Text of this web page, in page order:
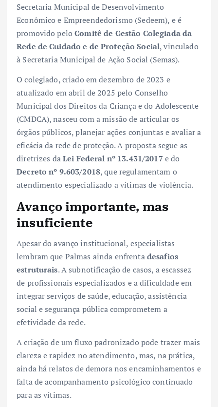
Secretaria Municipal de Desenvolvimento
Econômico e Empreendedorismo (Sedeem), e é
promovido peloComitê de Gestão Colegiada da
Rede de Cuidado e de Proteção Social, vinculado
à Secretaria Municipal de Ação Social (Semas).
O colegiado, criado em dezembro de 2023 e
atualizado em abril de 2025 pelo Conselho
Municipal dos Direitos da Criança e do Adolescente
(CMDCA), nasceu com a missão de articular os
órgãos públicos, planejar ações conjuntas e avaliar a
eficácia da rede de proteção. A proposta segue as
diretrizes daLei Federal nº 13.431/2017e do
Decreto nº 9.603/2018, que regulamentam o
atendimento especializado a vítimas de violência.
Avanço importante, mas
insuficiente
Apesar do avanço institucional, especialistas
lembram que Palmas ainda enfrentadesafios
estruturais. A subnotificação de casos, a escassez
de profissionais especializados e a dificuldade em
integrar serviços de saúde, educação, assistência
social e segurança pública comprometem a
efetividade da rede.
A criação de um fluxo padronizado pode trazer mais
clareza e rapidez no atendimento, mas, na prática,
ainda há relatos de demora nos encaminhamentos e
falta de acompanhamento psicológico continuado
para as vítimas.